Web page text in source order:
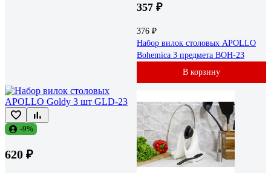
357 ₽
376 ₽
Набор вилок столовых APOLLO
Bohemica 3 предмета BOH-23
В корзину
-9%
620 ₽